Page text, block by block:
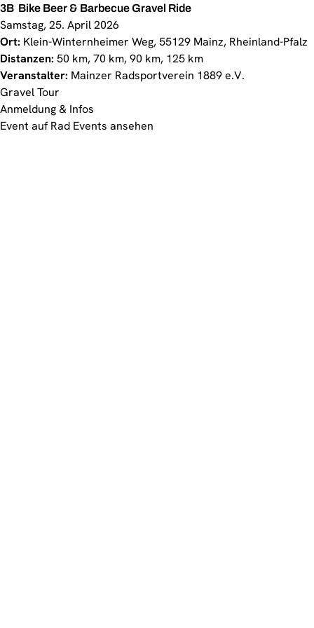
3B  Bike Beer & Barbecue Gravel Ride
Samstag, 25. April 2026
Ort: Klein-Winternheimer Weg, 55129 Mainz, Rheinland-Pfalz
Distanzen: 50 km, 70 km, 90 km, 125 km
Veranstalter: Mainzer Radsportverein 1889 e.V.
Gravel Tour
Anmeldung & Infos
Event auf Rad Events ansehen